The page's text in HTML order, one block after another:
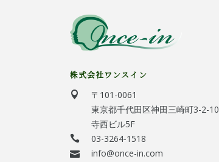
株式会社ワンスイン
〒101-0061
東京都千代田区神田三崎町3-2-10
寺西ビル5F
03-3264-1518
info@once-in.com